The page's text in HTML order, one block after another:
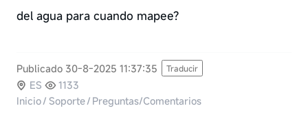
del agua para cuando mapee?
Publicado 30-8-2025 11:37:35 Traducir
ES
1133
Inicio/ Soporte/ Preguntas/Comentarios